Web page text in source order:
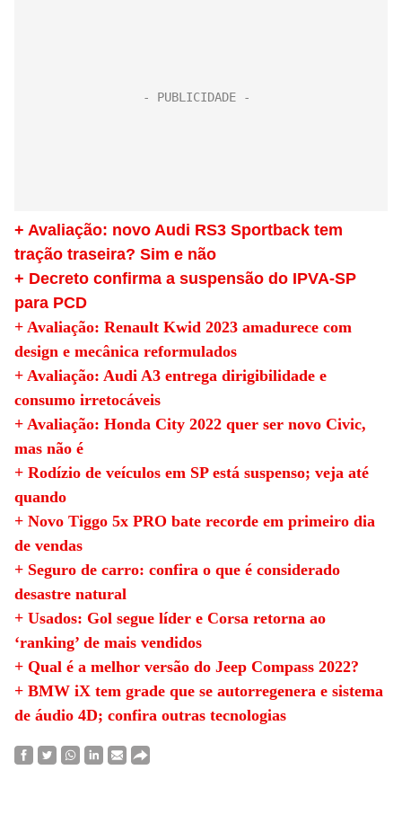
+ Avaliação: novo Audi RS3 Sportback tem
tração traseira? Sim e não
+ Decreto confirma a suspensão do IPVA-SP
para PCD
+ Avaliação: Renault Kwid 2023 amadurece com
design e mecânica reformulados
+ Avaliação: Audi A3 entrega dirigibilidade e
consumo irretocáveis
+ Avaliação: Honda City 2022 quer ser novo Civic,
mas não é
+ Rodízio de veículos em SP está suspenso; veja até
quando
+ Novo Tiggo 5x PRO bate recorde em primeiro dia
de vendas
+ Seguro de carro: confira o que é considerado
desastre natural
+ Usados: Gol segue líder e Corsa retorna ao
‘ranking’ de mais vendidos
+ Qual é a melhor versão do Jeep Compass 2022?
+ BMW iX tem grade que se autorregenera e sistema
de áudio 4D; confira outras tecnologias